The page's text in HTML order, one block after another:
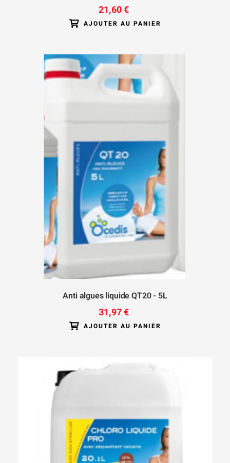
21,60 €
AJOUTER AU PANIER
Anti algues liquide QT20 - 5L
31,97 €
AJOUTER AU PANIER